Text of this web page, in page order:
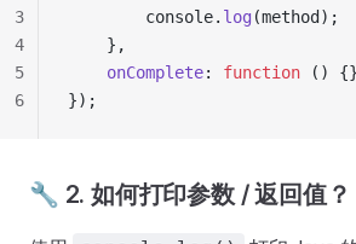
        console.
log (method);
    },
    onComplete
: function () {}
});
3
4
5
6
🔧 2. 如何打印参数 / 返回值？